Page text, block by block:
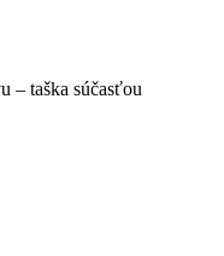
– taška súčasťou